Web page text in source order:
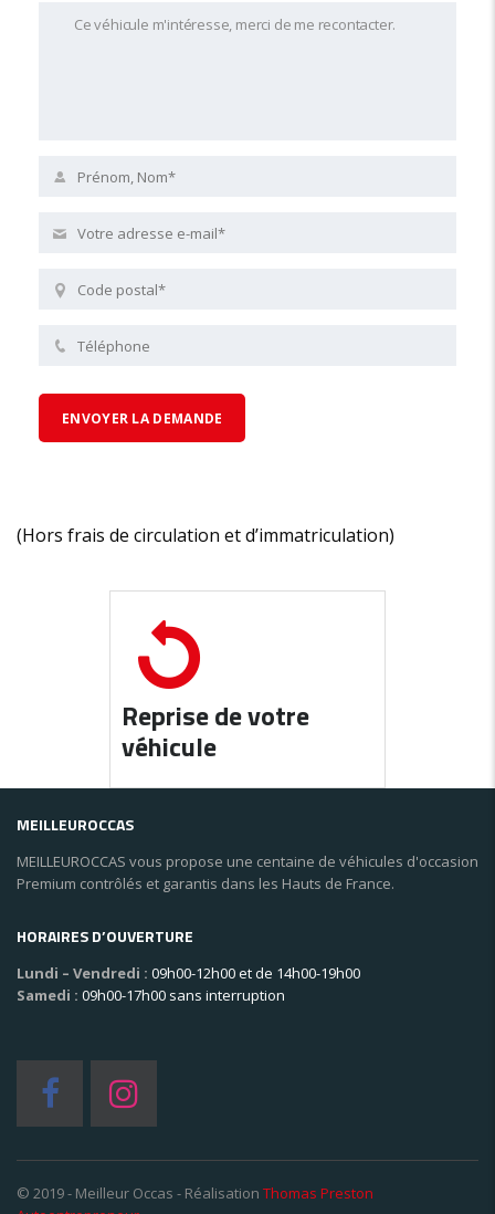
(Hors frais de circulation et d’immatriculation)
Reprise de votre
véhicule
MEILLEUROCCAS
MEILLEUROCCAS vous propose une centaine de véhicules d'occasion
Premium contrôlés et garantis dans les Hauts de France.
HORAIRES D’OUVERTURE
Lundi – Vendredi : 09h00-12h00 et de 14h00-19h00
Samedi : 09h00-17h00 sans interruption
© 2019 - Meilleur Occas - Réalisation Thomas Preston